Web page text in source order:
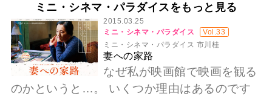
ミニ・シネマ・パラダイスをもっと見る
2015.03.25
ミニ・シネマ・パラダイス
Vol.33
ミニ・シネマ・パラダイス 市川桂
妻への家路
なぜ私が映画館で映画を観る
のかというと…。 いくつか理由はあるのです